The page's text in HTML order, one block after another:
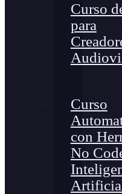
Curso
para
Curso
con
No